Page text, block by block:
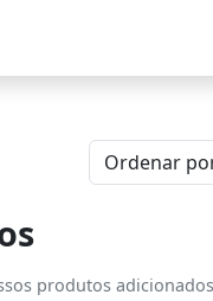
produtos adicionados